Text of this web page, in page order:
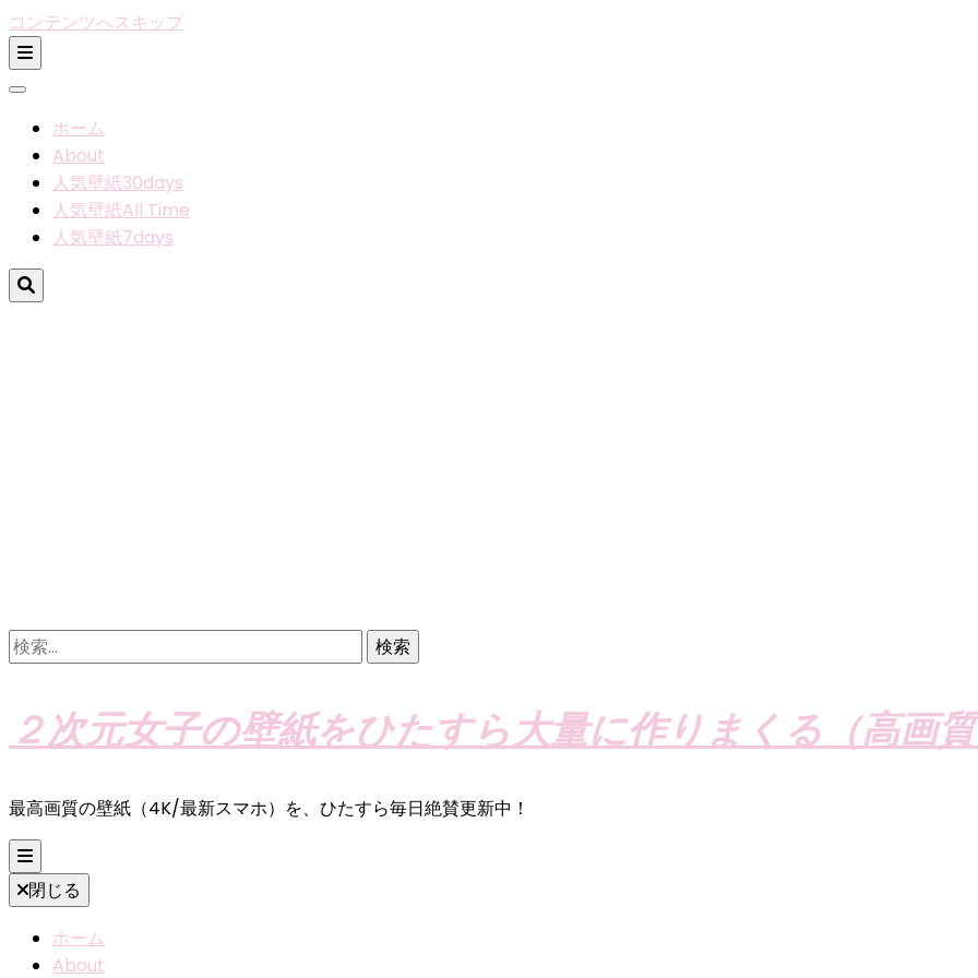
コンテンツへスキップ
ホーム
About
人気壁紙30days
人気壁紙All Time
人気壁紙7days
検
索:
２次元女子の壁紙をひたすら大量に作りまくる（高画
最高画質の壁紙（4K/最新スマホ）を、ひたすら毎日絶賛更新中！
閉じる
ホーム
About